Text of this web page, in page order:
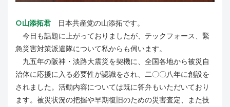
○山添拓君 日本共産党の山添拓です。
今日も話題に上がっておりましたが、テックフォース、緊
急災害対策派遣隊について私からも伺います。
九五年の阪神・淡路大震災を契機に、全国各地から被災自
治体に応援に入る必要性が認識をされ、二〇〇八年に創設を
されました。活動内容については既に答弁もいただいており
ます。被災状況の把握や早期復旧のための災害査定、また技